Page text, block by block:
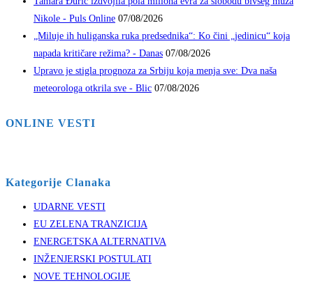
Nikole - Puls Online 07/08/2026
„Miluje ih huliganska ruka predsednika“: Ko čini „jedinicu“ koja
napada kritičare režima? - Danas 07/08/2026
Upravo je stigla prognoza za Srbiju koja menja sve: Dva naša
meteorologa otkrila sve - Blic 07/08/2026
ONLINE VESTI
Kategorije Clanaka
UDARNE VESTI
EU ZELENA TRANZICIJA
ENERGETSKA ALTERNATIVA
INŽENJERSKI POSTULATI
NOVE TEHNOLOGIJE